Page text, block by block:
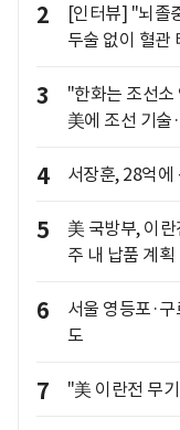
2
[인터뷰] "뇌졸
두술 없이 혈관
3
"한화는 조선
美에 조선 기술
4 서장훈, 28억
5
美 국방부, 이
주 내 납품 계
6
서울 영등포·
도
7 "美 이란전 무